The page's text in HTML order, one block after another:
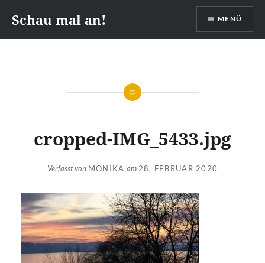
Inhalt
springen
Schau mal an! MENÜ
cropped-IMG_5433.jpg
Verfasst von MONIKA am 28. FEBRUAR 2020